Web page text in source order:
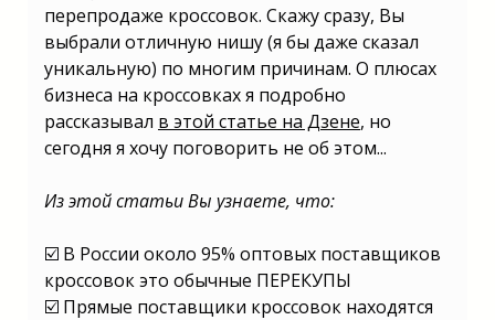
перепродаже кроссовок. Скажу сразу, Вы
выбрали отличную нишу (я бы даже сказал
уникальную) по многим причинам. О плюсах
бизнеса на кроссовках я подробно
рассказывал в этой статье на Дзене, но
сегодня я хочу поговорить не об этом...
Из этой статьи Вы узнаете, что:
☑️ В России около 95% оптовых поставщиков
кроссовок это обычные ПЕРЕКУПЫ
☑️ Прямые поставщики кроссовок находятся
| Какой малый бизнес открыть в 2025?
| Бизнес в России 2025 какой открыть?
| Какой бизнес открыть 2025 году в
России? | Какой бизнес можно открыть
в 2025 году? | Какой бизнес лучше
открыть в 2025 году? | Какой можно
открыть бизнес в 2025 году? | Какой
бизнес выгодно открыть в 2025 году?
| Какой лучше открыть бизнес в 2025
открыть в 2025?